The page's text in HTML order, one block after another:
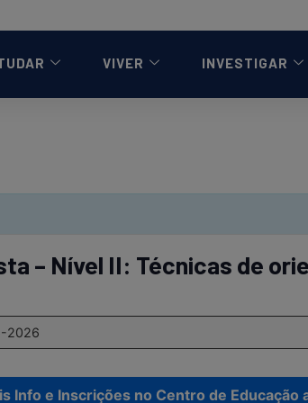
VIVER INVESTIGAR
– Nível II: Técnicas de
2026
Info e Inscrições no Centro de Educação